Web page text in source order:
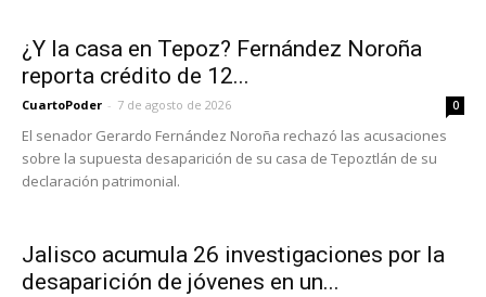
¿Y la casa en Tepoz? Fernández Noroña
reporta crédito de 12...
CuartoPoder - 7 de agosto de 2026 0
El senador Gerardo Fernández Noroña rechazó las acusaciones
sobre la supuesta desaparición de su casa de Tepoztlán de su
declaración patrimonial.
Jalisco acumula 26 investigaciones por la
desaparición de jóvenes en un...